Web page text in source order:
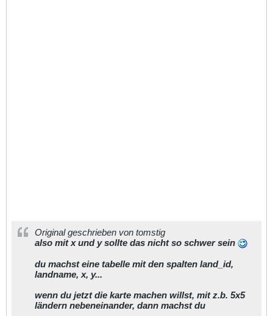
Original geschrieben von tomstig
also mit x und y sollte das nicht so schwer sein
du machst eine tabelle mit den spalten land_id,
landname, x, y...
wenn du jetzt die karte machen willst, mit z.b. 5x5
ländern nebeneinander, dann machst du